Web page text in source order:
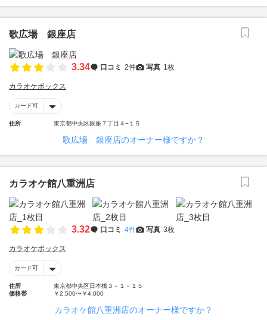
歌広場 銀座店
3.34 口コミ 2件 写真 1枚
カラオケボックス
カード可
住所 東京都中央区銀座７丁目４−１５
歌広場 銀座店のオーナー様ですか？
カラオケ館八重洲店
3.32 口コミ 4件 写真 3枚
カラオケボックス
カード可
住所
東京都中央区日本橋３－１－１５
価格帯
￥2,500〜￥4,000
カラオケ館八重洲店のオーナー様ですか？